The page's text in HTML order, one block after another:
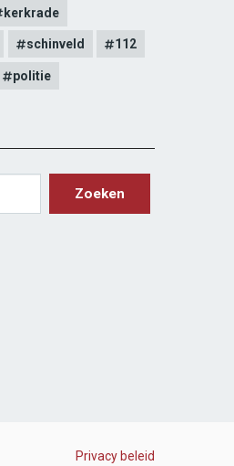
kerkrade
schinveld 112
politie
Privacy beleid